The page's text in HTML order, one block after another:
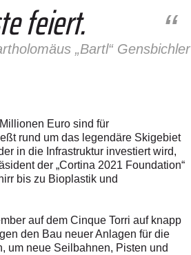
feiert.„Bartl“ Gensbichler
Euro sind für
rund um das legendäre Skigebiet
in die Infrastruktur investiert wird,
der „Cortina 2021 Foundation“
bis zu Bioplastik und
auf dem Cinque Torri auf knapp
den Bau neuer Anlagen für die
um neue Seilbahnen, Pisten und